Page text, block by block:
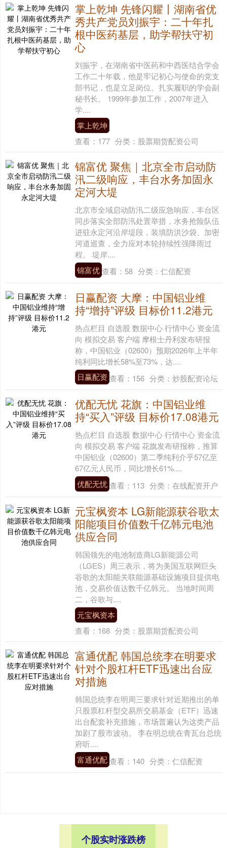
掌上乾坤 先锋闪耀丨湖南省优
秀共产党员刘振宇：二十年扎
根中医药基层，助学帮扶守初
心
刘振宇，在湖南省中医药和中西医结合学会
工作二十年载，他是牢记初心与使命的党支
部书记，也是立足岗位、扎实履职的学会副
秘书长。 1999年参加工作，2007年进入
学....
掌上乾坤
查看： 177 分类： 股票期货配资公司
锦富优 聚焦｜北京全市启动防
汛二级响应，丰台水务加固永
定河大堤
北京市全域启动防汛二级应急响应，丰台区
同步落实全部防汛处置举措，水务抢险队伍
进驻永定河沿岸堤段，装填防洪沙袋、加密
河道巡查，全力应对本轮持续性强降雨过
程。 堤岸....
锦富优查看： 58 分类： 仁信配资
日赢配资 大摩：中国铝业维
持“增持”评级 目标价11.2港元
热点栏目 自选股 数据中心 行情中心 资金流
向 模拟交易 客户端 摩根士丹利发布研报
称，中国铝业（02600）预期2026年上半年
纯利同比增长58%至73%，达....
日赢配资 查看： 156 分类： 炒股配资论坛
优配无忧 花旗：中国铝业维
持“买入”评级 目标价17.08港元
热点栏目 自选股 数据中心 行情中心 资金流
向 模拟交易 客户端 花旗发布研报称，推算
中国铝业（02600）第二季纯利介乎57亿至
67亿元人民币，同比增长61%....
优配无忧查看： 113 分类： 在线配资开户
元宝枫资本 LG新能源获谷歌太
阳能项目价值数千亿韩元电池
供应合同
韩国领先的电池制造商LG新能源公司
（LGES）周三表示，将为美国互联网巨头
谷歌的太阳能关联能源基础设施项目提供电
池，交易价值达数千亿韩元。 当地时间周
二，谷歌与....
元宝枫资本
查看： 168 分类： 股票期货配资公司
富通优配 韩国总统李在明要求
针对个股杠杆ETF迅速出台应
对措施
韩国总统李在明周三要求针对近期推出的单
只股票杠杆型交易所交易基金（ETF）迅速
出台配套补充措施，市场普遍认为这类产品
加剧了股市波动。 李在明总统在青瓦台总统
府听....
富通优配查看： 140 分类： 仁信配资
个股实时涨跌榜